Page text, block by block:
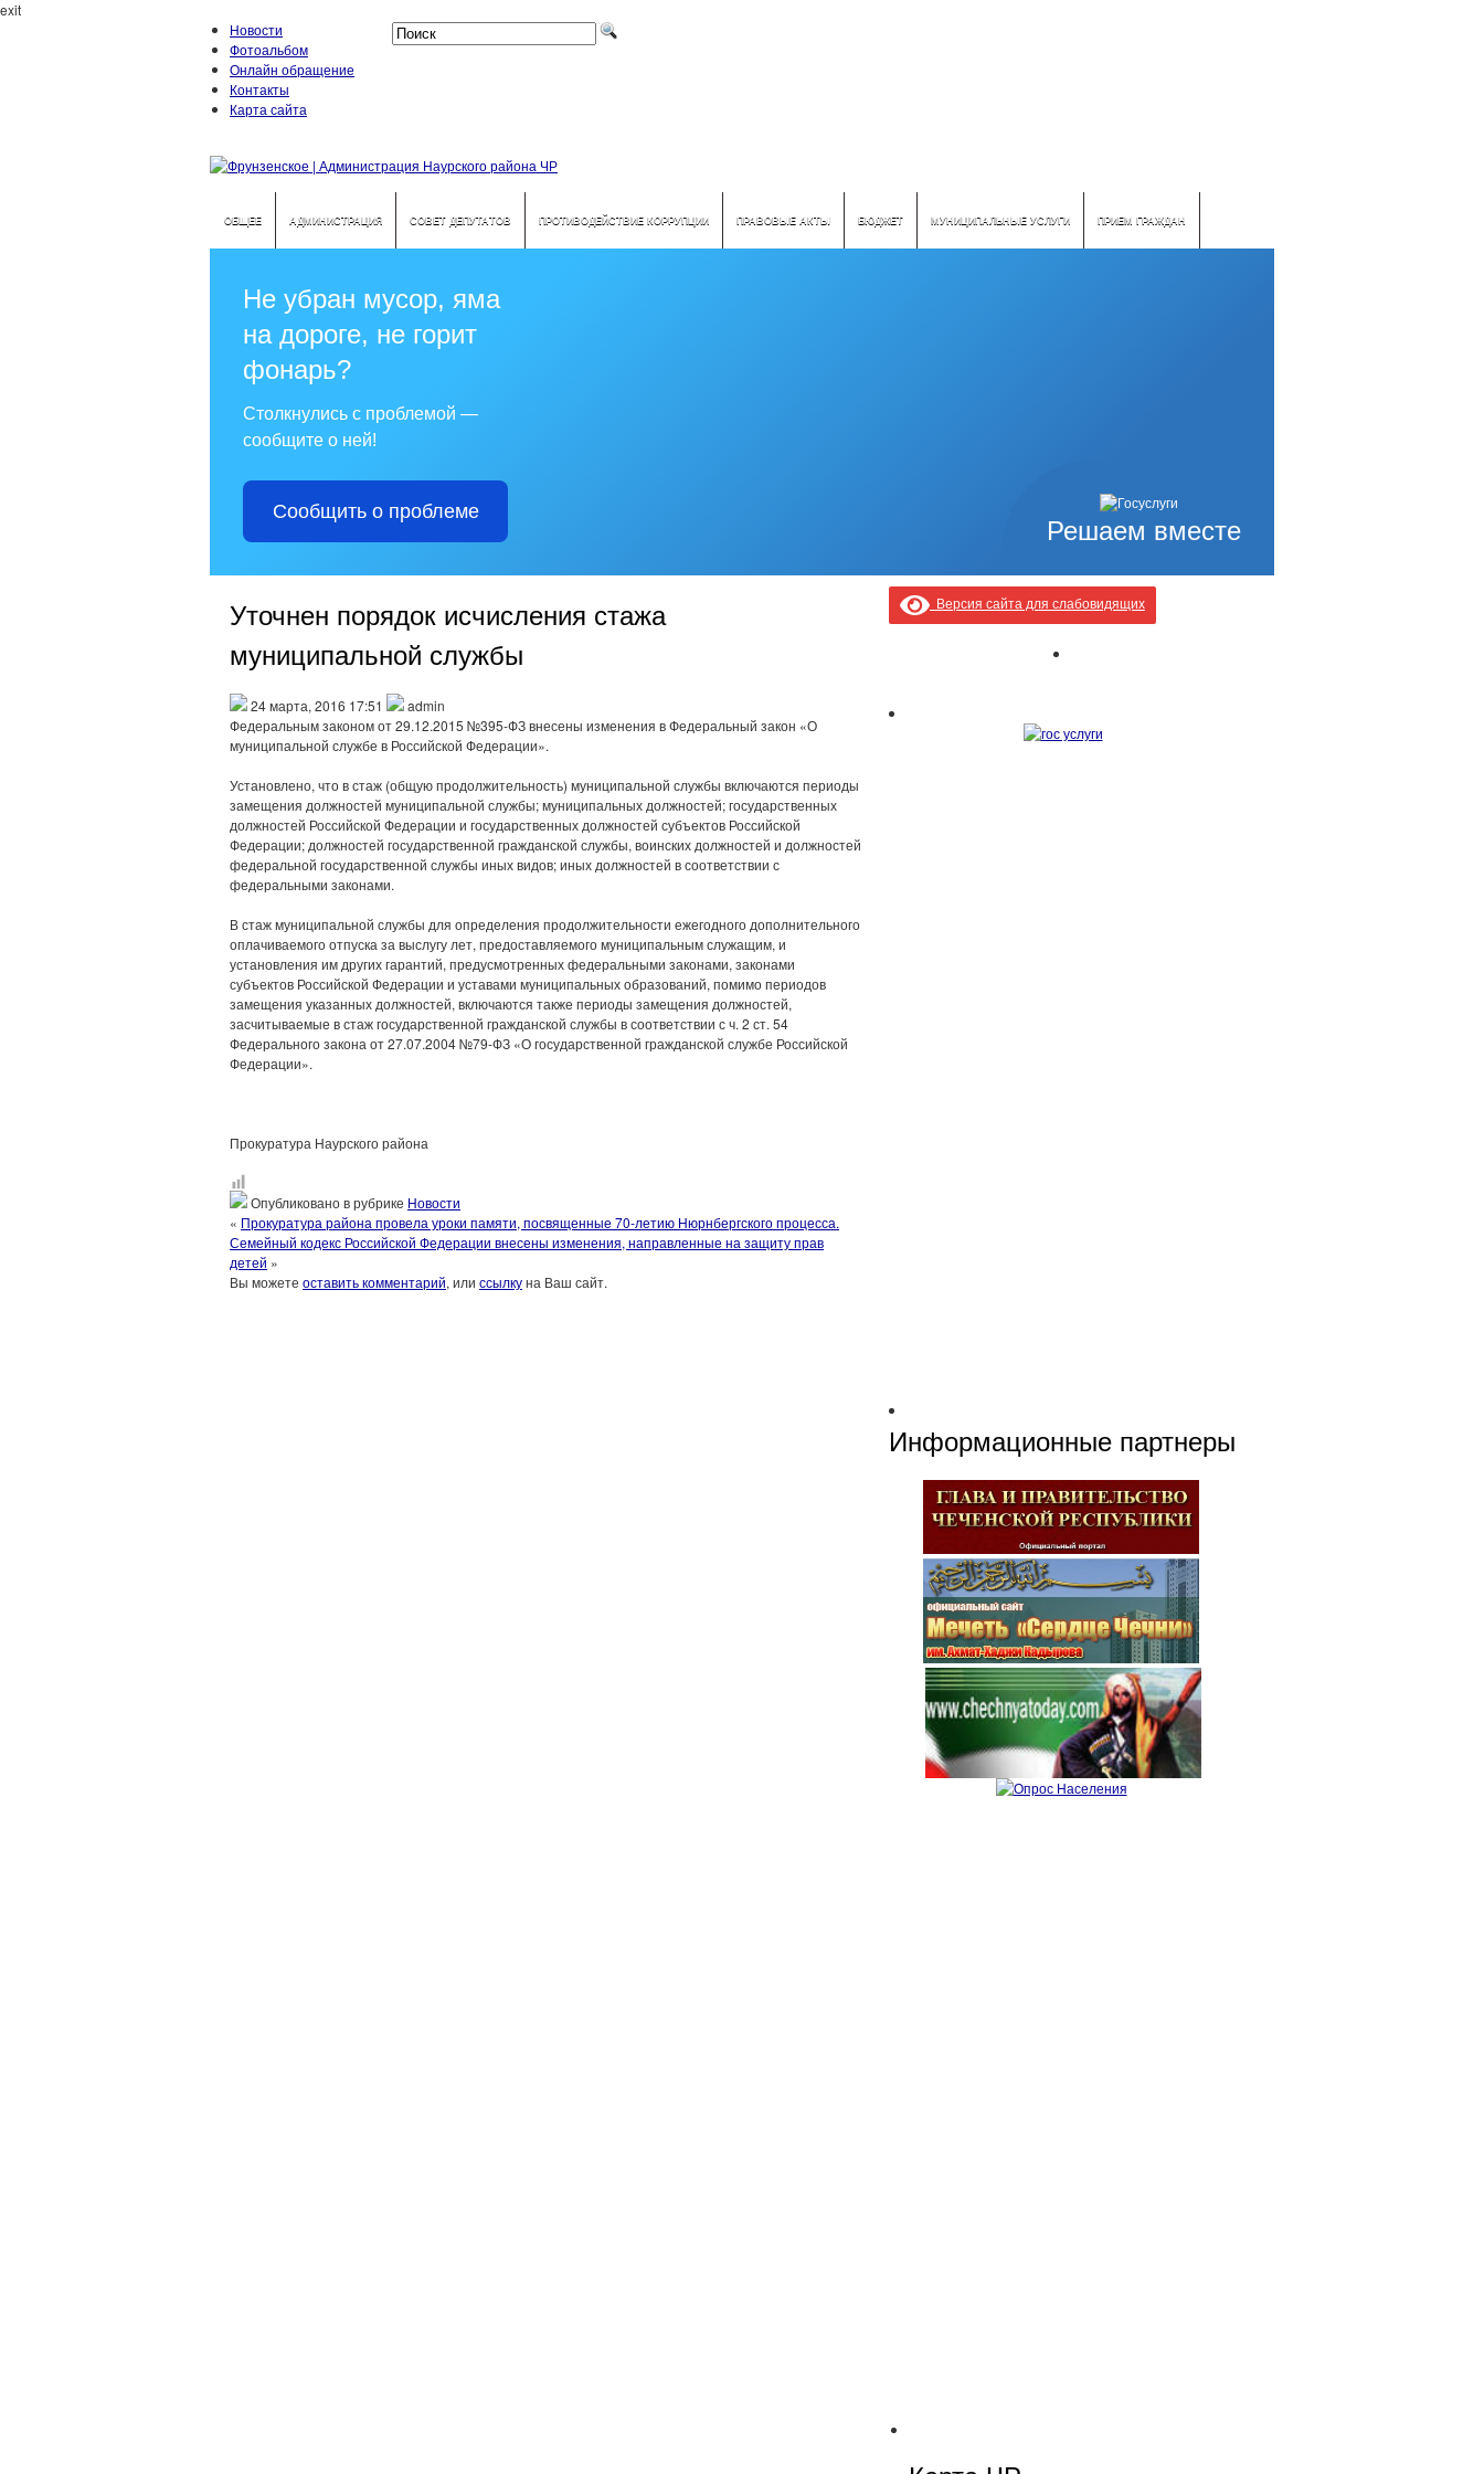
exit
Новости
Фотоальбом
Онлайн обращение
Контакты
Карта сайта
ОБЩЕЕ АДМИНИСТРАЦИЯ СОВЕТ ДЕПУТАТОВ ПРОТИВОДЕЙСТВИЕ КОРРУПЦИИ ПРАВОВЫЕ АКТЫ БЮДЖЕТ МУНИЦИПАЛЬНЫЕ УСЛУГИ ПРИЕМ ГРАЖДАН
Решаем вместе
Не убран мусор, яма
на дороге, не горит
фонарь?
Столкнулись с проблемой —
сообщите о ней!
Сообщить о проблеме
Уточнен порядок исчисления стажа
муниципальной службы
24 марта, 2016 17:51
admin
Федеральным законом от 29.12.2015 №395-ФЗ внесены изменения в Федеральный закон «О
муниципальной службе в Российской Федерации».
Установлено, что в стаж (общую продолжительность) муниципальной службы включаются периоды
замещения должностей муниципальной службы; муниципальных должностей; государственных
должностей Российской Федерации и государственных должностей субъектов Российской
Федерации; должностей государственной гражданской службы, воинских должностей и должностей
федеральной государственной службы иных видов; иных должностей в соответствии с
федеральными законами.
В стаж муниципальной службы для определения продолжительности ежегодного дополнительного
оплачиваемого отпуска за выслугу лет, предоставляемого муниципальным служащим, и
установления им других гарантий, предусмотренных федеральными законами, законами
субъектов Российской Федерации и уставами муниципальных образований, помимо периодов
замещения указанных должностей, включаются также периоды замещения должностей,
засчитываемые в стаж государственной гражданской службы в соответствии с ч. 2 ст. 54
Федерального закона от 27.07.2004 №79-ФЗ «О государственной гражданской службе Российской
Федерации».
Прокуратура Наурского района
Опубликовано в рубрике Новости
« Прокуратура района провела уроки памяти, посвященные 70-летию Нюрнбергского процесса.
Семейный кодекс Российской Федерации внесены изменения, направленные на защиту прав
детей »
Вы можете оставить комментарий, или ссылкуна Ваш сайт.
Версия сайта для слабовидящих
Информационные партнеры